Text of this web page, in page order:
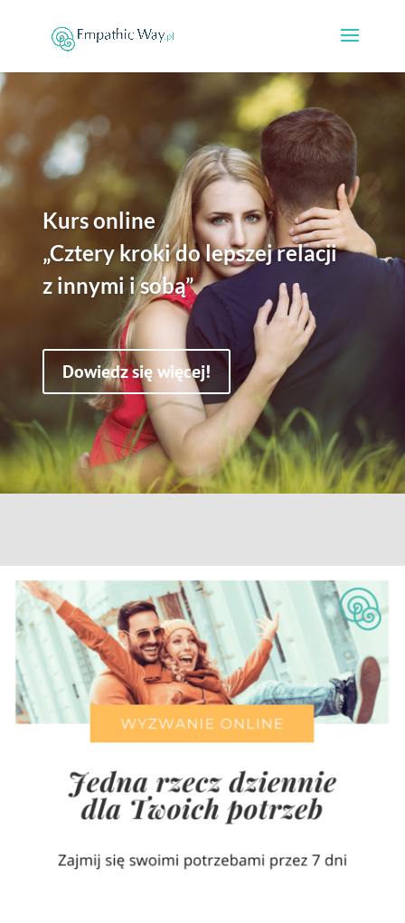
Kurs online
„Cztery kroki do lepszej relacji
z innymi i sobą”
Dowiedz się więcej!